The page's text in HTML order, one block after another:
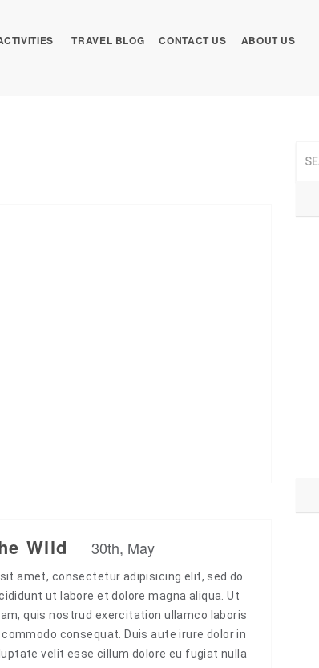
TRAVEL BLOG CONTACT US ABOUT US
Wild 30th, May
amet, consectetur adipisicing elit, sed do
ut labore et dolore magna aliqua. Ut
quis nostrud exercitation ullamco laboris
consequat. Duis aute irure dolor in
velit esse cillum dolore eu fugiat nulla